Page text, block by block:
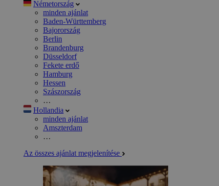
Németország
minden ajánlat
Baden-Württemberg
Bajorország
Berlin
Brandenburg
Düsseldorf
Fekete erdő
Hamburg
Hessen
Szászország
…
Hollandia
minden ajánlat
Amszterdam
…
Az összes ajánlat megjelenítése